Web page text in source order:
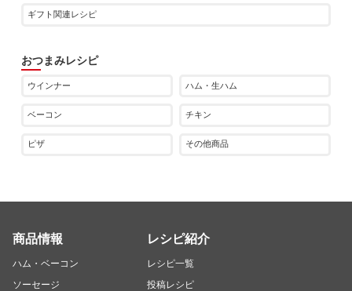
ギフト関連レシピ
おつまみレシピ
ウインナー ハム・生ハム
ベーコン チキン
ピザ その他商品
商品情報
ハム・ベーコン
ソーセージ
レシピ紹介
レシピ一覧
投稿レシピ